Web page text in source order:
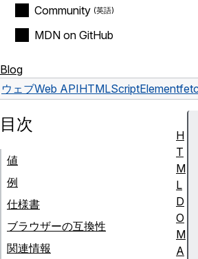
Community
MDN on GitHub
Blog
ウェブWeb APIHTMLScriptElement
目次
値
例
仕様書
ブラウザーの互換性
関連情報
H
T
M
L
D
O
M
A